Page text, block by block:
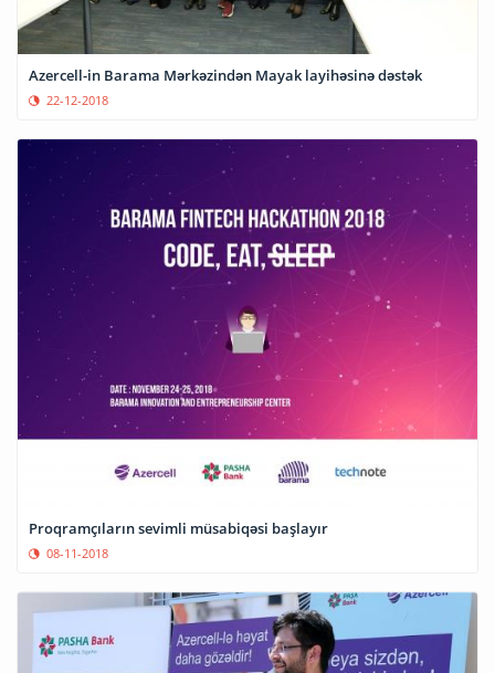
Azercell-in Barama Mərkəzindən Mayak layihəsinə dəstək
22-12-2018
Proqramçıların sevimli müsabiqəsi başlayır
08-11-2018